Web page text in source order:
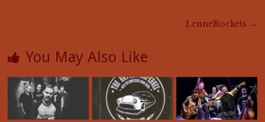
LenneRockets →
You May Also Like